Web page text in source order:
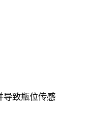
导致瓶位传感